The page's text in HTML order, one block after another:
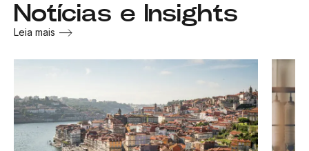
Notícias e Insights
Leia mais